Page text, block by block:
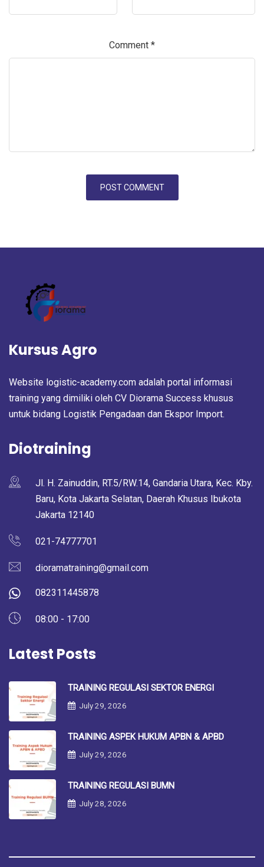
Comment *
Kursus Agro
Website logistic-academy.com adalah portal informasi
training yang dimiliki oleh CV Diorama Success khusus
untuk bidang Logistik Pengadaan dan Ekspor Import.
Diotraining
Jl. H. Zainuddin, RT.5/RW.14, Gandaria Utara, Kec. Kby.
Baru, Kota Jakarta Selatan, Daerah Khusus Ibukota
Jakarta 12140
021-74777701
dioramatraining@gmail.com
082311445878
08:00 - 17:00
Latest Posts
TRAINING REGULASI SEKTOR ENERGI
July 29, 2026
TRAINING ASPEK HUKUM APBN & APBD
July 29, 2026
TRAINING REGULASI BUMN
July 28, 2026